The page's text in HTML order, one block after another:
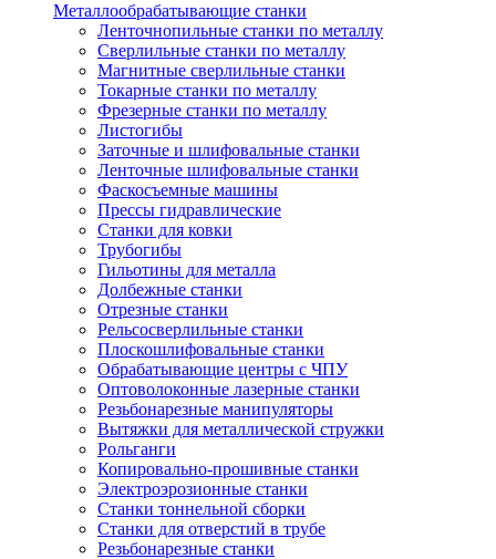
Металлообрабатывающие станки
Ленточнопильные станки по металлу
Сверлильные станки по металлу
Магнитные сверлильные станки
Токарные станки по металлу
Фрезерные станки по металлу
Листогибы
Заточные и шлифовальные станки
Ленточные шлифовальные станки
Фаскосъемные машины
Прессы гидравлические
Станки для ковки
Трубогибы
Гильотины для металла
Долбежные станки
Отрезные станки
Рельсосверлильные станки
Плоскошлифовальные станки
Обрабатывающие центры с ЧПУ
Оптоволоконные лазерные станки
Резьбонарезные манипуляторы
Вытяжки для металлической стружки
Рольганги
Копировально-прошивные станки
Электроэрозионные станки
Станки тоннельной сборки
Станки для отверстий в трубе
Резьбонарезные станки